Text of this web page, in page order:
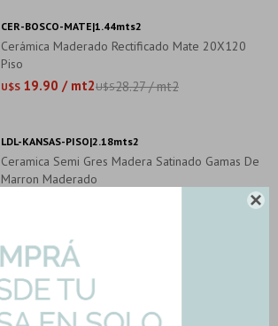

Cerámica Maderado Rectificado Mate 20X120
Piso
U$S 19.90 / mt2U$S28.27 / mt2
CER-BOSCO-MATE|1.44mts2
Ceramica Semi Gres Madera Satinado Gamas De
Marron Maderado
LDL-KANSAS-PISO|2.18mts2
Cerámica Marrón Imitacion Piedra Mate
32X55.5Cm Pared
U$S 18.25 / mt2U$S21.47 / mt2
HD32715-ROCK-BONE|1.78mts2